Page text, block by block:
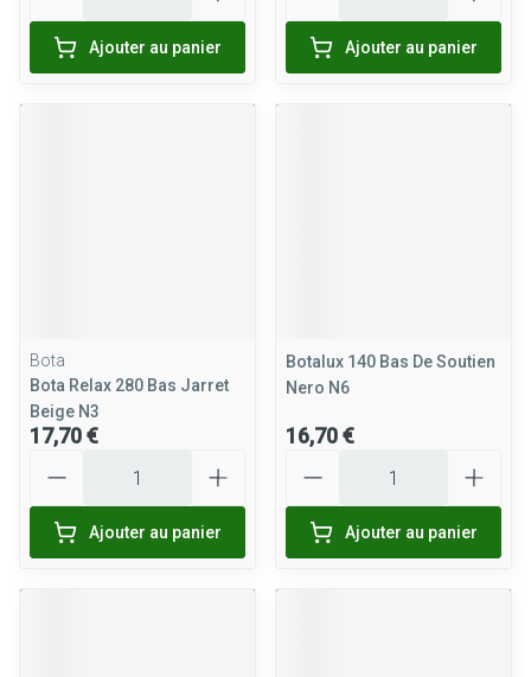
Ajouter au panier Ajouter au panier
Bota
Bota Relax 280 Bas Jarret
Beige N3
17,70 €
Ajouter au panier
Botalux 140 Bas De Soutien
Nero N6
16,70 €
Ajouter au panier